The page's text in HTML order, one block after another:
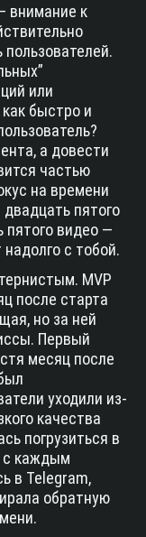
внимание к
или
быстро и
а довести
частью
на времени
двадцать пятого
пятого видео —
с тобой.
MVP
после старта
но за ней
Первый
месяц после
уходили из-
качества
погрузиться в
с каждым
в Telegram,
обратную